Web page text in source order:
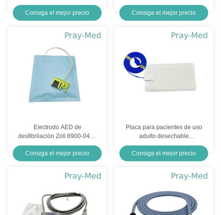
PM9000 / 8000 Cables 3m /
10ft TPU
Consiga el mejor precio
electrodos de la abrazadera
del miembro de la succión
del pecho
Consiga el mejor precio
Electrodo AED de
desfibrilación Zoll 8900-0402
8900-0810-01 Para adultos y
niños
Consiga el mejor precio
Placa para pacientes de uso
adulto desechable
Bipolar/Monopolar con cable
Consiga el mejor precio